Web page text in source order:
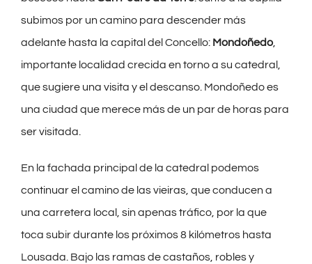
subimos por un camino para descender más
adelante hasta la capital del Concello: Mondoñedo,
importante localidad crecida en torno a su catedral,
que sugiere una visita y el descanso. Mondoñedo es
una ciudad que merece más de un par de horas para
ser visitada.
En la fachada principal de la catedral podemos
continuar el camino de las vieiras, que conducen a
una carretera local, sin apenas tráfico, por la que
toca subir durante los próximos 8 kilómetros hasta
Lousada. Bajo las ramas de castaños, robles y